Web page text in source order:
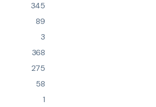
345
89
3
368
275
58
1